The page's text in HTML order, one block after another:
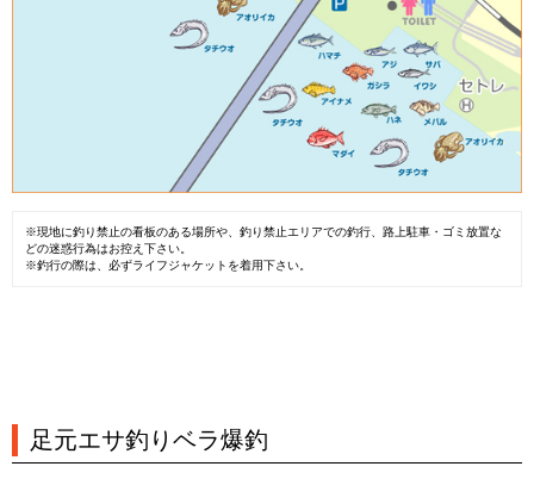
※現地に釣り禁止の看板のある場所や、釣り禁止エリアでの釣行、路上駐車・ゴミ放置な
どの迷惑行為はお控え下さい。
※釣行の際は、必ずライフジャケットを着用下さい。
足元エサ釣りベラ爆釣